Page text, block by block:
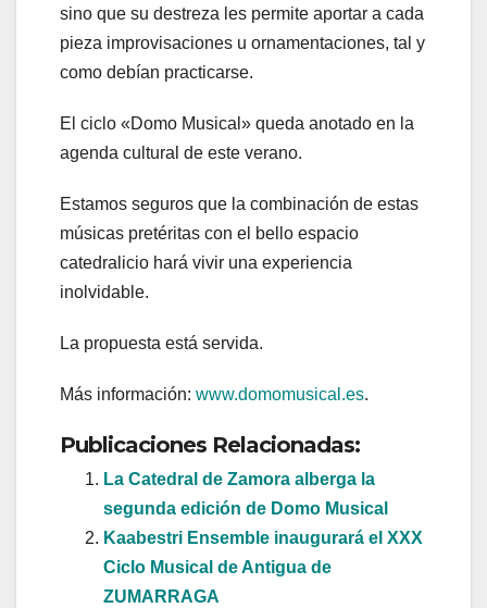
sino que su destreza les permite aportar a cada
pieza improvisaciones u ornamentaciones, tal y
como debían practicarse.
El ciclo «Domo Musical» queda anotado en la
agenda cultural de este verano.
Estamos seguros que la combinación de estas
músicas pretéritas con el bello espacio
catedralicio hará vivir una experiencia
inolvidable.
La propuesta está servida.
Más información: www.domomusical.es.
Publicaciones Relacionadas:
La Catedral de Zamora alberga la
segunda edición de Domo Musical
Kaabestri Ensemble inaugurará el XXX
Ciclo Musical de Antigua de
ZUMARRAGA